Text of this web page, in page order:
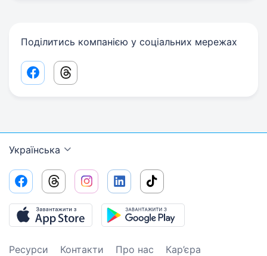
Поділитись компанією у соціальних мережах
Facebook share link
Threads share link
Українська
Ресурси Контакти Про нас Кар’єра